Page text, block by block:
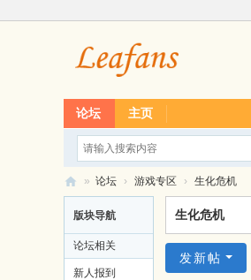
论坛 主页
ea
f
» 论坛 › 游戏专区 › 生化危机
版块导航
论坛相关
新人报到
生化危机
发新帖